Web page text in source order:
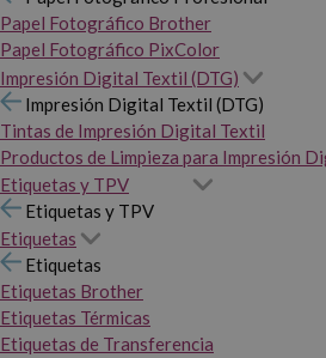
Papel Fotográfico Brother
Papel Fotográfico PixColor
Impresión Digital Textil (DTG)
Impresión Digital Textil (DTG)
Tintas de Impresión Digital Textil
Productos de Limpieza para Impresión
Etiquetas y TPV
Etiquetas y TPV
Etiquetas
Etiquetas
Etiquetas Brother
Etiquetas Térmicas
Etiquetas de Transferencia